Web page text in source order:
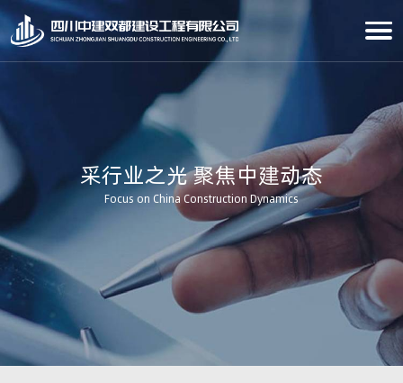
采行业之光 聚焦中建动态
Focus on China Construction Dynamics